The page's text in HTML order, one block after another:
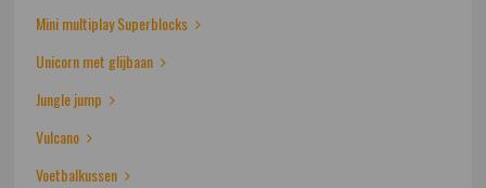
Mini multiplay Superblocks
Unicorn met glijbaan
Jungle jump
Vulcano
Voetbalkussen